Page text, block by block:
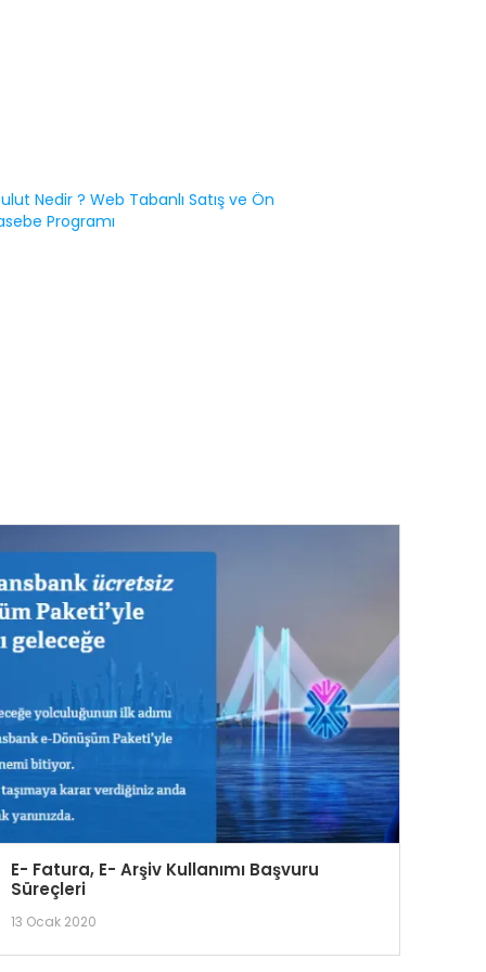
Nedir ? Web Tabanlı Satış ve Ön
Programı
E- Fatura, E- Arşiv Kullanımı Başvuru
Süreçleri
13 Ocak 2020